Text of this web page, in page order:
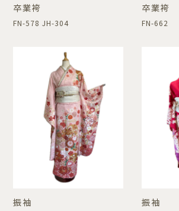
卒業袴
FN-578 JH-304
卒業袴
FN-662
振袖 振袖